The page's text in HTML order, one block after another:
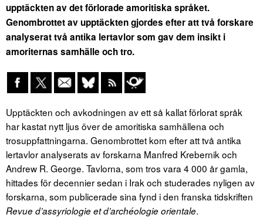
upptäckten av det förlorade amoritiska språket.
Genombrottet av upptäckten gjordes efter att två forskare
analyserat två antika lertavlor som gav dem insikt i
amoriternas samhälle och tro.
Upptäckten och avkodningen av ett så kallat förlorat språk
har kastat nytt ljus över de amoritiska samhällena och
trosuppfattningarna. Genombrottet kom efter att två antika
lertavlor analyserats av forskarna Manfred Krebernik och
Andrew R. George. Tavlorna, som tros vara 4 000 år gamla,
hittades för decennier sedan i Irak och studerades nyligen av
forskarna, som publicerade sina fynd i den franska tidskriften
Revue d’assyriologie et d’archéologie orientale.